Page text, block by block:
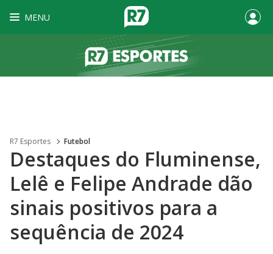
MENU
R7 Esportes Futebol
Destaques do Fluminense,
Lelê e Felipe Andrade dão
sinais positivos para a
sequência de 2024